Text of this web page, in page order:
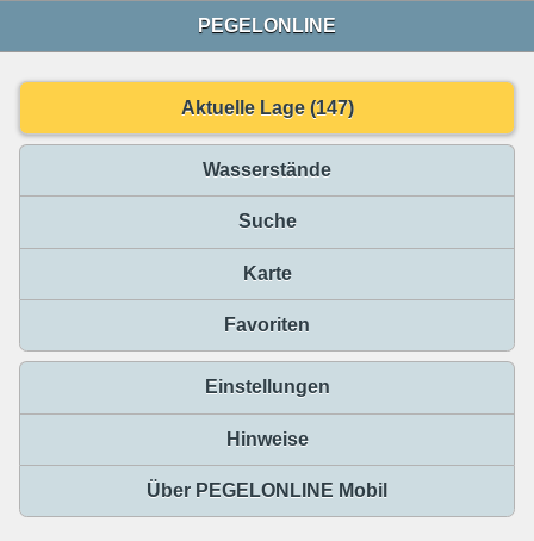
PEGELONLINE
Aktuelle Lage (147)
Wasserstände
Suche
Karte
Favoriten
Einstellungen
Hinweise
Über PEGELONLINE Mobil